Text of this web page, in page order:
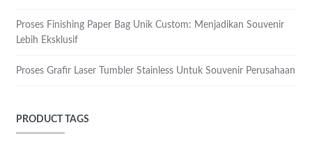
Proses Finishing Paper Bag Unik Custom: Menjadikan Souvenir
Lebih Eksklusif
Proses Grafir Laser Tumbler Stainless Untuk Souvenir Perusahaan
PRODUCT TAGS